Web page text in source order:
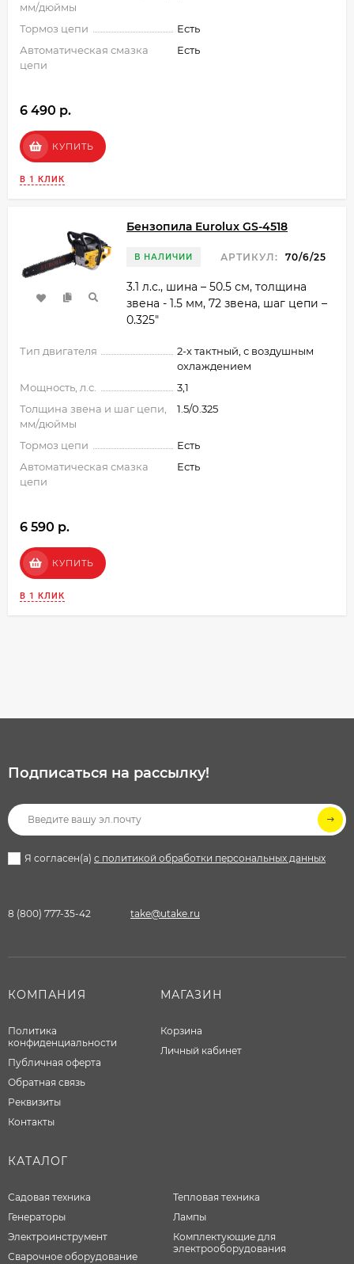
мм/дюймы
Тормоз цепи
Есть
Автоматическая смазка
цепи
Есть
6 490 p.
КУПИТЬ
В 1 КЛИК
Бензопила Eurolux GS-4518
В НАЛИЧИИ АРТИКУЛ: 70/6/25
3.1 л.с., шина – 50.5 см, толщина
звена - 1.5 мм, 72 звена, шаг цепи –
0.325"
Тип двигателя
2-х тактный, с воздушным
охлаждением
Мощность, л.с.
3,1
Толщина звена и шаг цепи,
мм/дюймы
1.5/0.325
Тормоз цепи
Есть
Автоматическая смазка
цепи
Есть
6 590 p.
КУПИТЬ
В 1 КЛИК
Подписаться на рассылкy!
Я согласен(a) с политикой обработки персональных данных
8 (800) 777-35-42 take@utake.ru
КОМПАНИЯ
Политика
конфиденциальности
Публичная оферта
Обратная связь
Реквизиты
Контакты
МАГАЗИН
Корзина
Личный кабинет
КАТАЛОГ
Садовая техника
Генераторы
Электроинструмент
Сварочное оборудование
Тепловая техника
Лампы
Комплектующие для
электрооборудования